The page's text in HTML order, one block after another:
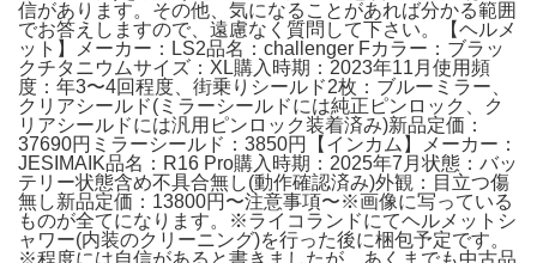
信があります。その他、気になることがあれば分かる範囲
でお答えしますので、遠慮なく質問して下さい。【ヘルメ
ット】メーカー：LS2品名：challenger Fカラー：ブラッ
クチタニウムサイズ：XL購入時期：2023年11月使用頻
度：年3〜4回程度、街乗りシールド2枚：ブルーミラー、
クリアシールド(ミラーシールドには純正ピンロック、ク
リアシールドには汎用ピンロック装着済み)新品定価：
37690円ミラーシールド：3850円【インカム】メーカー：
JESIMAIK品名：R16 Pro購入時期：2025年7月状態：バッ
テリー状態含め不具合無し(動作確認済み)外観：目立つ傷
無し新品定価：13800円〜注意事項〜※画像に写っている
ものが全てになります。※ライコランドにてヘルメットシ
ャワー(内装のクリーニング)を行った後に梱包予定です。
※程度には自信があると書きましたが、あくまでも中古品